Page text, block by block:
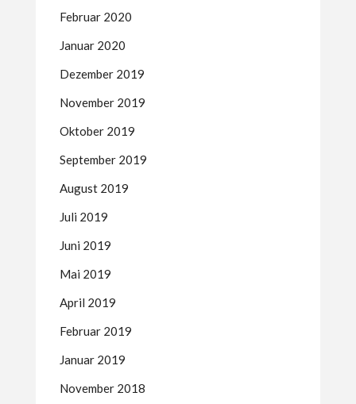
Februar 2020
Januar 2020
Dezember 2019
November 2019
Oktober 2019
September 2019
August 2019
Juli 2019
Juni 2019
Mai 2019
April 2019
Februar 2019
Januar 2019
November 2018